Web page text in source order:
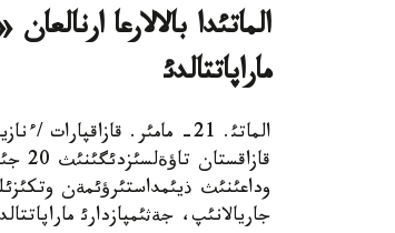
الماتئدا بالالارعا
ماراپاتتالدئ
وداعئنئث ذيئمداستئرؤئمةن
جاريالانئپ، جةثئمپازدارئ